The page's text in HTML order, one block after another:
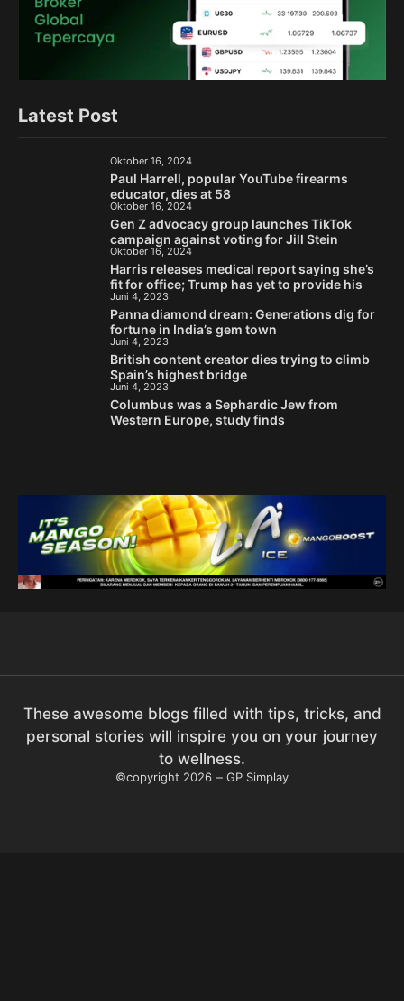
Latest Post
Oktober 16, 2024
Paul Harrell, popular YouTube firearms
educator, dies at 58
Oktober 16, 2024
Gen Z advocacy group launches TikTok
campaign against voting for Jill Stein
Oktober 16, 2024
Harris releases medical report saying she’s
fit for office; Trump has yet to provide his
Juni 4, 2023
Panna diamond dream: Generations dig for
fortune in India’s gem town
Juni 4, 2023
British content creator dies trying to climb
Spain’s highest bridge
Juni 4, 2023
Columbus was a Sephardic Jew from
Western Europe, study finds
These awesome blogs filled with tips, tricks, and
personal stories will inspire you on your journey
to wellness.
©copyright 2026 GP Simplay